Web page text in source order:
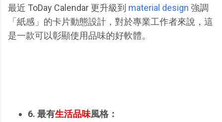
最近 ToDay Calendar 更升級到 material design 強調
「紙感」的卡片動態設計，對於專業工作者來說，這
是一款可以彰顯使用品味的好軟體。
6. 最有生活品味風格：